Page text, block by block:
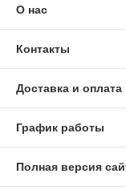
О нас
Контакты
Доставка и оплата
График работы
Полная версия